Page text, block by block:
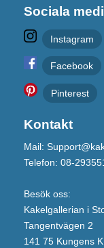
Sociala
Instagram
Facebook
Pinterest
Kontakt
Mail:
Telefon: 08-
Besök oss:
Kakelgallerian i
Tangentvägen 2
141 75 Kungens